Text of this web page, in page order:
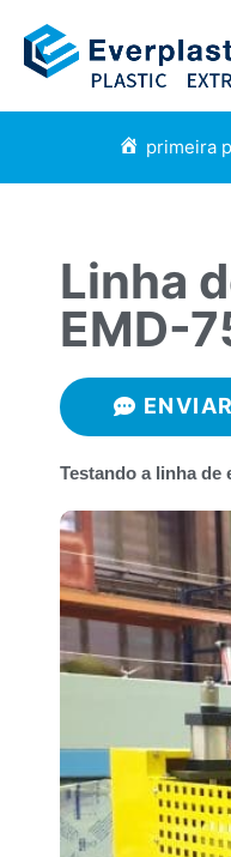
primeira
Linha
EMD-
Testando a linha de